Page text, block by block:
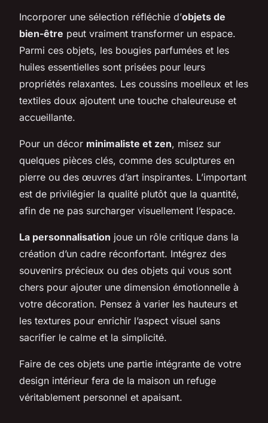
Incorporer une sélection réfléchie d’objets de
bien-être peut vraiment transformer un espace.
Parmi ces objets, les bougies parfumées et les
huiles essentielles sont prisées pour leurs
propriétés relaxantes. Les coussins moelleux et les
textiles doux ajoutent une touche chaleureuse et
accueillante.
Pour un décor minimaliste et zen, misez sur
quelques pièces clés, comme des sculptures en
pierre ou des œuvres d’art inspirantes. L’important
est de privilégier la qualité plutôt que la quantité,
afin de ne pas surcharger visuellement l’espace.
La personnalisation joue un rôle critique dans la
création d’un cadre réconfortant. Intégrez des
souvenirs précieux ou des objets qui vous sont
chers pour ajouter une dimension émotionnelle à
votre décoration. Pensez à varier les hauteurs et
les textures pour enrichir l’aspect visuel sans
sacrifier le calme et la simplicité.
Faire de ces objets une partie intégrante de votre
design intérieur fera de la maison un refuge
véritablement personnel et apaisant.